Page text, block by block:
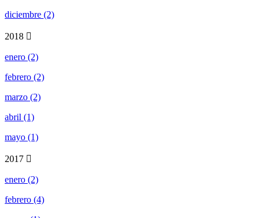
diciembre (2)
2018
enero (2)
febrero (2)
marzo (2)
abril (1)
mayo (1)
2017
enero (2)
febrero (4)